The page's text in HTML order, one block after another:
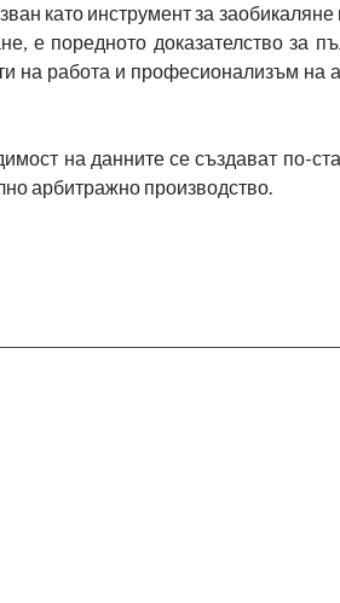
като инструмент за
е поредното доказателство за
на работа и професионализъм на
на данните се създават по-
арбитражно производство.